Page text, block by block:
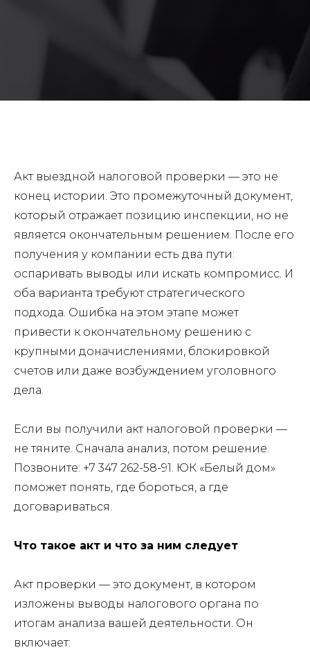
Акт выездной налоговой проверки — это не
конец истории. Это промежуточный документ,
который отражает позицию инспекции, но не
является окончательным решением. После его
получения у компании есть два пути:
оспаривать выводы или искать компромисс. И
оба варианта требуют стратегического
подхода. Ошибка на этом этапе может
привести к окончательному решению с
крупными доначислениями, блокировкой
счетов или даже возбуждением уголовного
дела.
Если вы получили акт налоговой проверки —
не тяните. Сначала анализ, потом решение.
Позвоните: +7 347 262-58-91. ЮК «Белый дом»
поможет понять, где бороться, а где
договариваться.
Что такое акт и что за ним следует
Акт проверки — это документ, в котором
изложены выводы налогового органа по
итогам анализа вашей деятельности. Он
включает: